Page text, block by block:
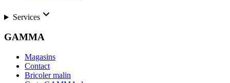
Services
GAMMA
Magasins
Contact
Bricoler malin